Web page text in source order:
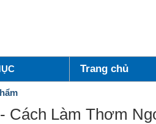
Trang chủ
Cách Làm Thơm